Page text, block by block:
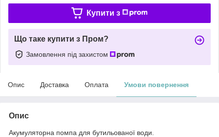
Купити з
Що таке купити з Пром?
Замовлення під захистом
Опис Доставка Оплата Умови повернення
Опис
Акумуляторна помпа для бутильованої води.